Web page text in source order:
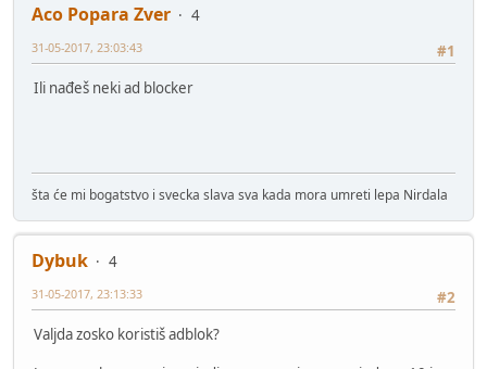
Aco Popara Zver
4
#1
31-05-2017, 23:03:43
Ili nađeš neki ad blocker
šta će mi bogatstvo i svecka slava sva kada mora umreti lepa Nirdala
Dybuk
4
#2
31-05-2017, 23:13:33
Valjda zosko koristiš adblok?